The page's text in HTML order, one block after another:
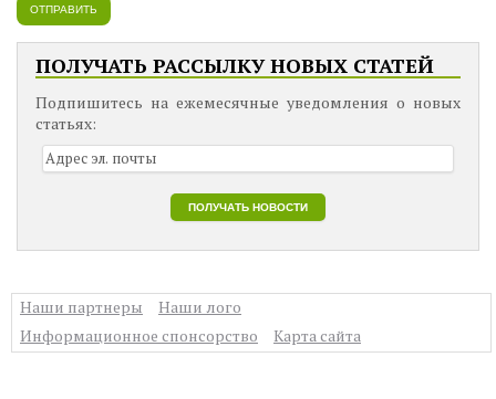
ОТПРАВИТЬ
ПОЛУЧАТЬ РАССЫЛКУ НОВЫХ СТАТЕЙ
Подпишитесь на ежемесячные уведомления о новых
статьях:
Наши партнеры
Наши лого
Информационное спонсорство
Карта сайта